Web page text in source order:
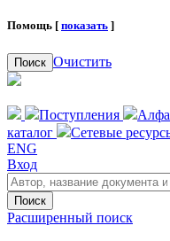
Помощь [ показать ]
Поиск Очистить
Поступления
каталог
Сетевые
ENG
Вход
Поиск
Расширенный поиск